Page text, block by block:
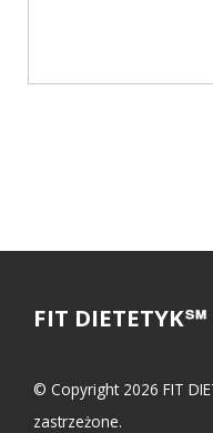
FIT DIETETYK℠
© Copyright 2026 FIT
zastrzeżone.